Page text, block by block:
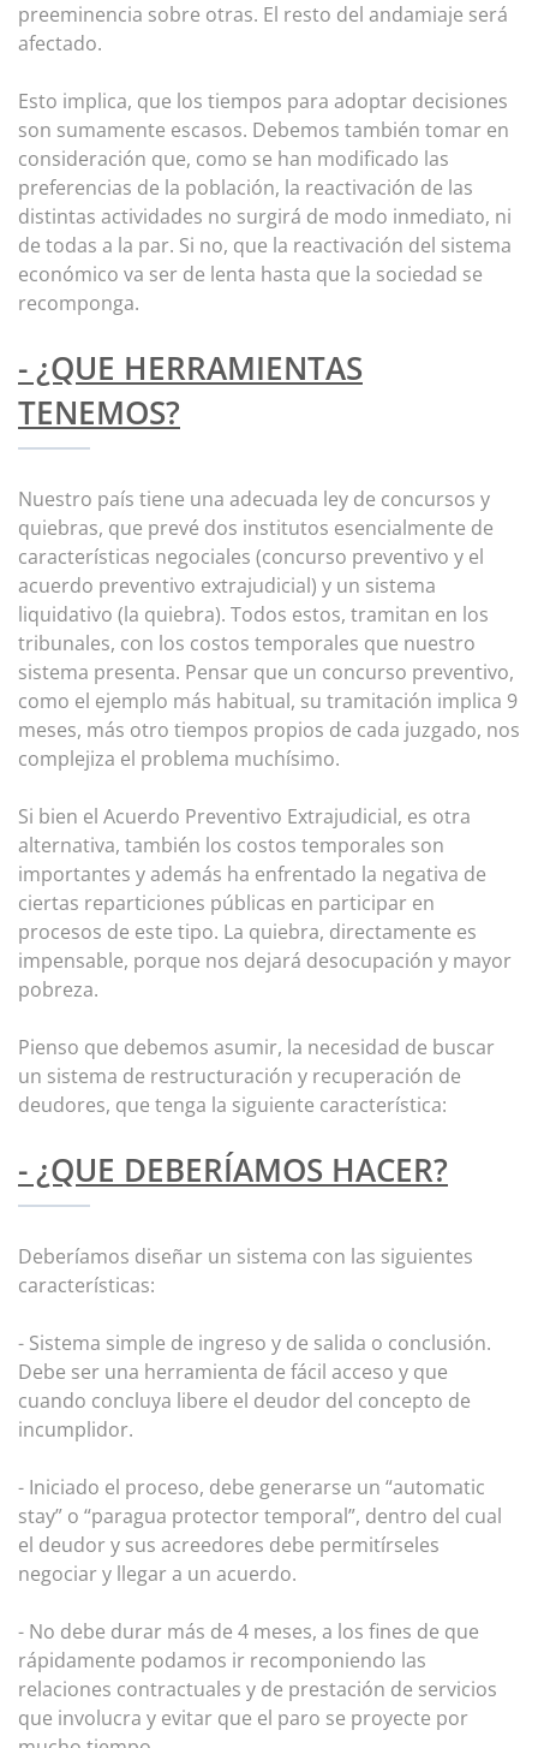
preeminencia sobre otras. El resto del andamiaje será
afectado.
Esto implica, que los tiempos para adoptar decisiones
son sumamente escasos. Debemos también tomar en
consideración que, como se han modificado las
preferencias de la población, la reactivación de las
distintas actividades no surgirá de modo inmediato, ni
de todas a la par. Si no, que la reactivación del sistema
económico va ser de lenta hasta que la sociedad se
recomponga.
- ¿QUE HERRAMIENTAS
TENEMOS?
Nuestro país tiene una adecuada ley de concursos y
quiebras, que prevé dos institutos esencialmente de
características negociales (concurso preventivo y el
acuerdo preventivo extrajudicial) y un sistema
liquidativo (la quiebra). Todos estos, tramitan en los
tribunales, con los costos temporales que nuestro
sistema presenta. Pensar que un concurso preventivo,
como el ejemplo más habitual, su tramitación implica 9
meses, más otro tiempos propios de cada juzgado, nos
complejiza el problema muchísimo.
Si bien el Acuerdo Preventivo Extrajudicial, es otra
alternativa, también los costos temporales son
importantes y además ha enfrentado la negativa de
ciertas reparticiones públicas en participar en
procesos de este tipo. La quiebra, directamente es
impensable, porque nos dejará desocupación y mayor
pobreza.
Pienso que debemos asumir, la necesidad de buscar
un sistema de restructuración y recuperación de
deudores, que tenga la siguiente característica:
- ¿QUE DEBERÍAMOS HACER?
Deberíamos diseñar un sistema con las siguientes
características:
- Sistema simple de ingreso y de salida o conclusión.
Debe ser una herramienta de fácil acceso y que
cuando concluya libere el deudor del concepto de
incumplidor.
- Iniciado el proceso, debe generarse un “automatic
stay” o “paragua protector temporal”, dentro del cual
el deudor y sus acreedores debe permitírseles
negociar y llegar a un acuerdo.
- No debe durar más de 4 meses, a los fines de que
rápidamente podamos ir recomponiendo las
relaciones contractuales y de prestación de servicios
que involucra y evitar que el paro se proyecte por